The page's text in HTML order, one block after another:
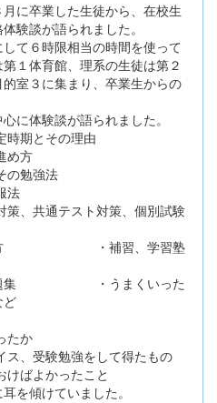
に卒業した生徒から、在校生
験談が語られました。
て６時限相当の時間を使って
１体育館、理系の生徒は第２
室３に集まり、卒業生からの
に体験談が語られました。
期とその理由
め方
の勉強法
法
、共通テスト対策、個別試験
方 ・補習、学習塾
集 ・うまくいった
ど
たか
、受験勉強をして得たもの
ばよかったこと
を傾けていました。